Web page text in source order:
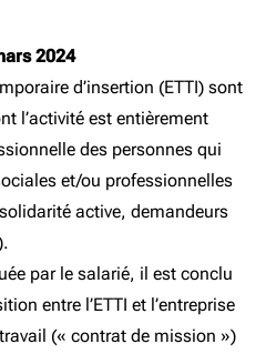
2024
d’insertion (ETTI) sont
l’activité est entièrement
des personnes qui
et/ou professionnelles
active, demandeurs
par le salarié, il est conclu
entre l’ETTI et l’entreprise
(« contrat de mission »)